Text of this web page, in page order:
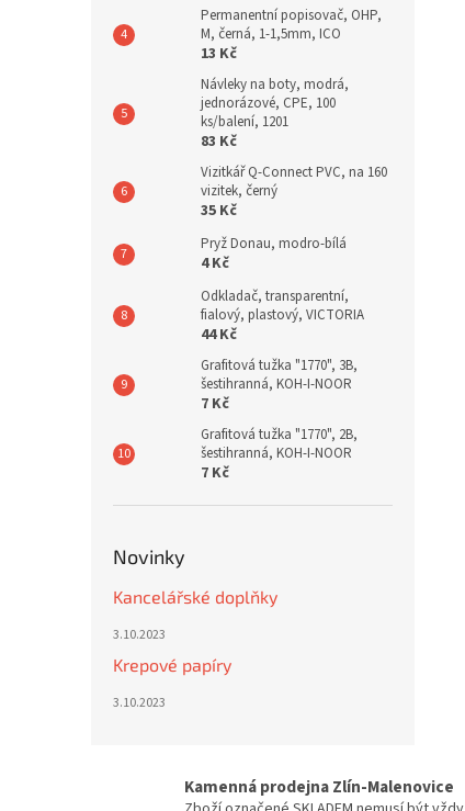
Permanentní popisovač, OHP,
M, černá, 1-1,5mm, ICO
13 Kč
Návleky na boty, modrá,
jednorázové, CPE, 100
ks/balení, 1201
83 Kč
Vizitkář Q-Connect PVC, na 160
vizitek, černý
35 Kč
Pryž Donau, modro-bílá
4 Kč
Odkladač, transparentní,
fialový, plastový, VICTORIA
44 Kč
Grafitová tužka "1770", 3B,
šestihranná, KOH-I-NOOR
7 Kč
Grafitová tužka "1770", 2B,
šestihranná, KOH-I-NOOR
7 Kč
Novinky
Kancelářské doplňky
3.10.2023
Krepové papíry
3.10.2023
Kamenná prodejna Zlín-Malenovice